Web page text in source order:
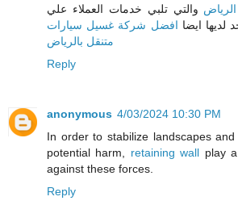
والتي تلبي خدمات العملاء علي
افضل شركة غسيل سيارات
متنقل بالرياض
Reply
anonymous 4/03/2024 10:30 PM
In order to stabilize landscapes
potential harm, retaining wall play
against these forces.
Reply